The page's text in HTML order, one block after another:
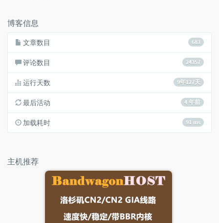
博客信息
683
文章数目
24357
评论数目
9年127天
运行天数
4 年前
最后活动
91 ms
加载耗时
主机推荐